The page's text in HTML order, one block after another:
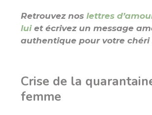
Retrouvez nos lettres
lui et écrivez un message
authentique pour votre chéri
Crise de la
femme